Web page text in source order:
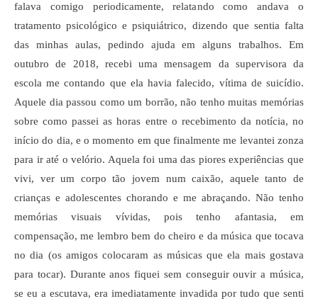
falava comigo periodicamente, relatando como andava o
tratamento psicológico e psiquiátrico, dizendo que sentia falta
das minhas aulas, pedindo ajuda em alguns trabalhos. Em
outubro de 2018, recebi uma mensagem da supervisora da
escola me contando que ela havia falecido, vítima de suicídio.
Aquele dia passou como um borrão, não tenho muitas memórias
sobre como passei as horas entre o recebimento da notícia, no
início do dia, e o momento em que finalmente me levantei zonza
para ir até o velório. Aquela foi uma das piores experiências que
vivi, ver um corpo tão jovem num caixão, aquele tanto de
crianças e adolescentes chorando e me abraçando. Não tenho
memórias visuais vívidas, pois tenho afantasia, em
compensação, me lembro bem do cheiro e da música que tocava
no dia (os amigos colocaram as músicas que ela mais gostava
para tocar). Durante anos fiquei sem conseguir ouvir a música,
se eu a escutava, era imediatamente invadida por tudo que senti